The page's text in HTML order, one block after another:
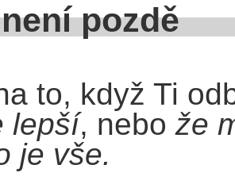
to, když Ti
lepší, nebože
je vše.